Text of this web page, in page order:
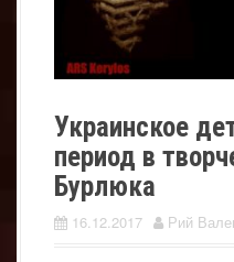
Украинское
период в
Бурлюка
16.12.2017 Рий